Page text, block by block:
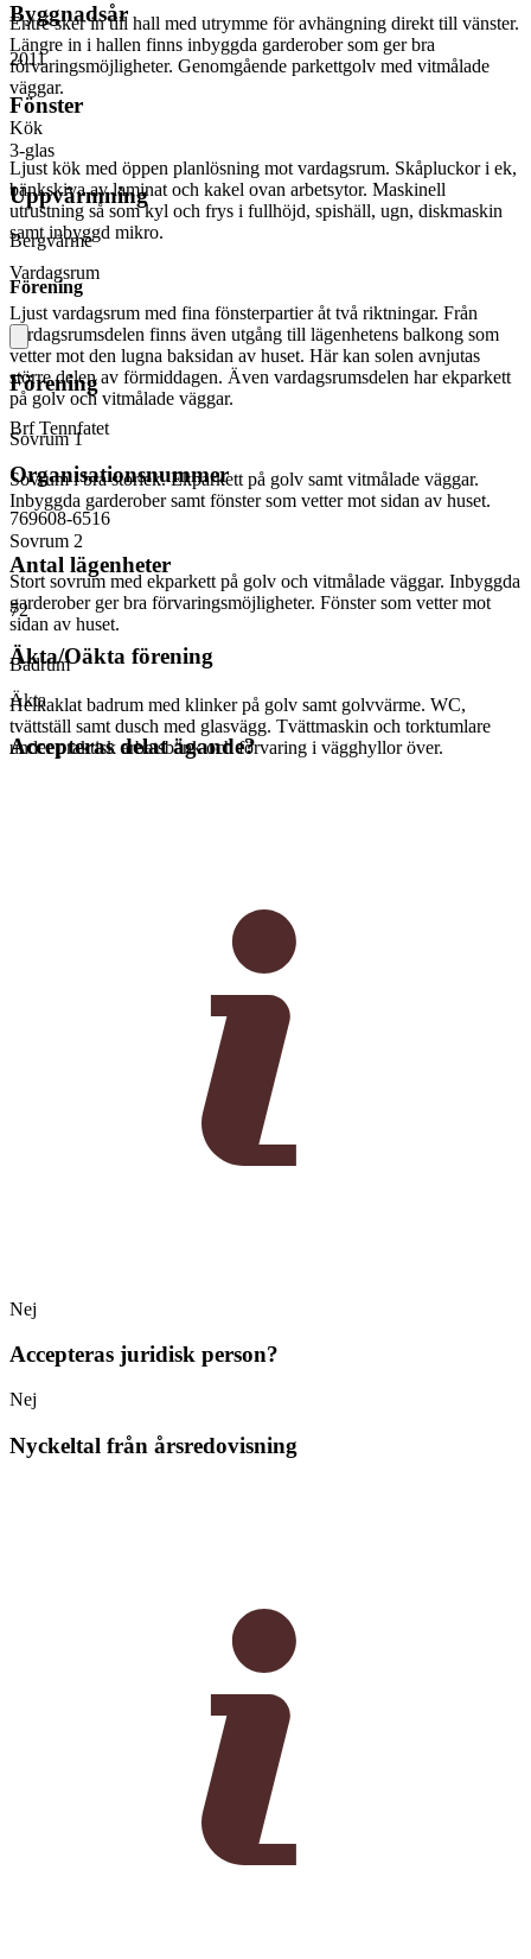
Entré sker in till hall med utrymme för avhängning direkt till vänster.
Längre in i hallen finns inbyggda garderober som ger bra
förvaringsmöjligheter. Genomgående parkettgolv med vitmålade
väggar.
Kök
Ljust kök med öppen planlösning mot vardagsrum. Skåpluckor i ek,
bänkskiva av laminat och kakel ovan arbetsytor. Maskinell
utrustning så som kyl och frys i fullhöjd, spishäll, ugn, diskmaskin
samt inbyggd mikro.
Vardagsrum
Ljust vardagsrum med fina fönsterpartier åt två riktningar. Från
vardagsrumsdelen finns även utgång till lägenhetens balkong som
vetter mot den lugna baksidan av huset. Här kan solen avnjutas
större delen av förmiddagen. Även vardagsrumsdelen har ekparkett
på golv och vitmålade väggar.
Sovrum 1
Sovrum i bra storlek. Ekparkett på golv samt vitmålade väggar.
Inbyggda garderober samt fönster som vetter mot sidan av huset.
Sovrum 2
Stort sovrum med ekparkett på golv och vitmålade väggar. Inbyggda
garderober ger bra förvaringsmöjligheter. Fönster som vetter mot
sidan av huset.
Badrum
Helkaklat badrum med klinker på golv samt golvvärme. WC,
tvättställ samt dusch med glasvägg. Tvättmaskin och torktumlare
under praktisk arbetsbänk och förvaring i vägghyllor över.
Byggnadsår
2011
Fönster
3-glas
Uppvärmning
Bergvärme
Förening
Förening
Brf Tennfatet
Organisationsnummer
769608-6516
Antal lägenheter
72
Äkta/Oäkta förening
Äkta
Accepteras delat ägande?
Nej
Accepteras juridisk person?
Nej
Nyckeltal från årsredovisning